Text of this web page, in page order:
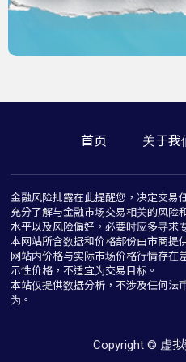
首页 关于我
金融风险批露在此提醒您，决定交易
充分了解与金融市场交易相关的风险
水平以及风险偏好，必要时应多寻求
本网站所含数据和价格部份由市商提
网站内价格与实际市场价格行情存在
示性价格，不适宜为交易目标。
本站仅提供数据分析，不涉及任何法
为。
Copyright © 虚